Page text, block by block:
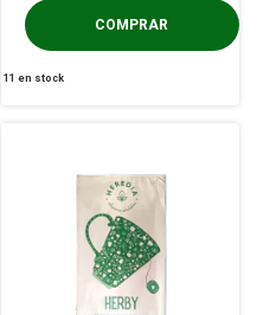
11 en stock